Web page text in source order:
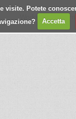
visite. Potete
Accetta
Works Journal